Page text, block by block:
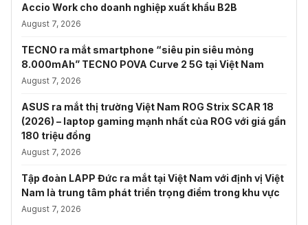
Accio Work cho doanh nghiệp xuất khẩu B2B
August 7, 2026
TECNO ra mắt smartphone “siêu pin siêu mỏng
8.000mAh” TECNO POVA Curve 2 5G tại Việt Nam
August 7, 2026
ASUS ra mắt thị trường Việt Nam ROG Strix SCAR 18
(2026) – laptop gaming mạnh nhất của ROG với giá gần
180 triệu đồng
August 7, 2026
Tập đoàn LAPP Đức ra mắt tại Việt Nam với định vị Việt
Nam là trung tâm phát triển trọng điểm trong khu vực
August 7, 2026